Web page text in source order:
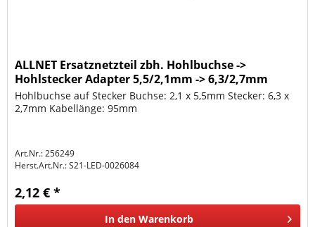
ALLNET Ersatznetzteil zbh. Hohlbuchse ->
Hohlstecker Adapter 5,5/2,1mm -> 6,3/2,7mm
Hohlbuchse auf Stecker Buchse: 2,1 x 5,5mm Stecker: 6,3 x
2,7mm Kabellänge: 95mm
Art.Nr.: 256249
Herst.Art.Nr.:S21-LED-0026084
2,12 € *
In den Warenkorb